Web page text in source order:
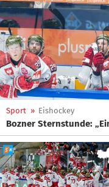
Sport » Eishockey
Bozner Sternstunde: